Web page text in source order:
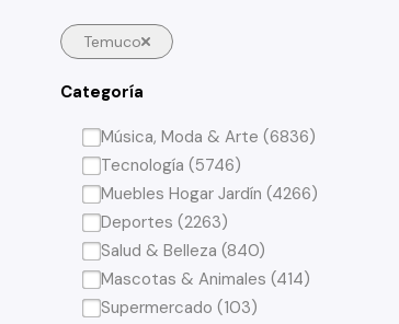
Temuco
Categoría
Música, Moda & Arte (6836)
Tecnología (5746)
Muebles Hogar Jardín (4266)
Deportes (2263)
Salud & Belleza (840)
Mascotas & Animales (414)
Supermercado (103)